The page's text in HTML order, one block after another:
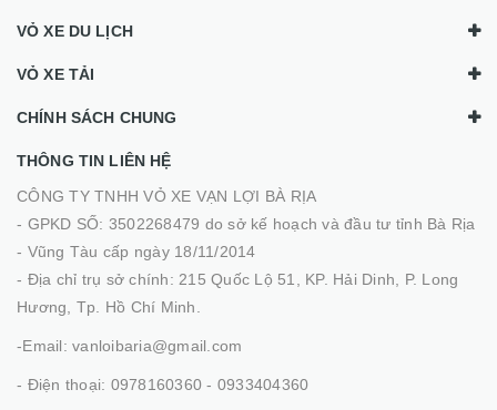
VỎ XE DU LỊCH
VỎ XE TẢI
CHÍNH SÁCH CHUNG
THÔNG TIN LIÊN HỆ
CÔNG TY TNHH VỎ XE VẠN LỢI BÀ RỊA
- GPKD SỐ: 3502268479 do sở kế hoạch và đầu tư tỉnh Bà Rịa
- Vũng Tàu cấp ngày 18/11/2014
- Địa chỉ trụ sở chính: 215 Quốc Lộ 51, KP. Hải Dinh, P. Long
Hương, Tp. Hồ Chí Minh.
-Email: vanloibaria@gmail.com
- Điện thoại: 0978160360 - 0933404360